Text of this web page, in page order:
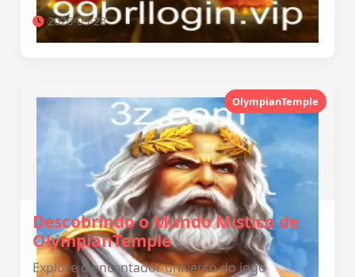
2026-05-28
OlympianTemple
Descobrindo o Mundo Místico de
OlympianTemple
Explore o encantador universo do jogo